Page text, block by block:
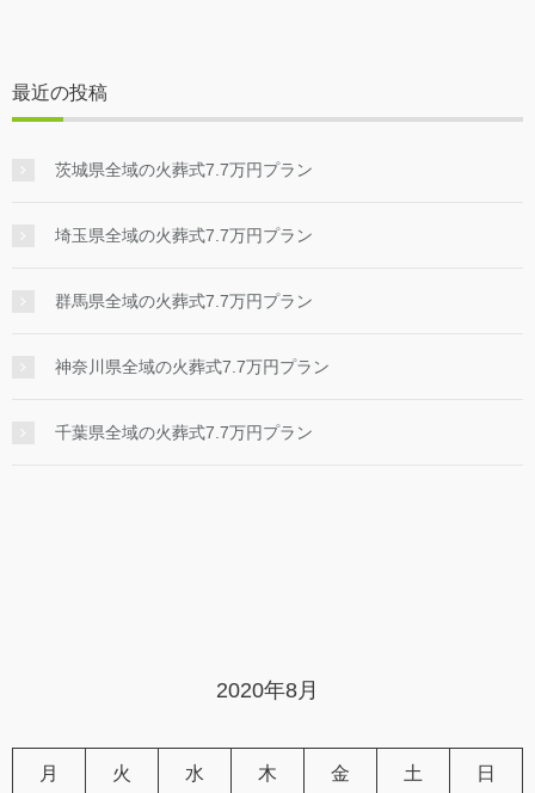
最近の投稿
茨城県全域の火葬式7.7万円プラン
埼玉県全域の火葬式7.7万円プラン
群馬県全域の火葬式7.7万円プラン
神奈川県全域の火葬式7.7万円プラン
千葉県全域の火葬式7.7万円プラン
2020年8月
月 火 水 木 金 土 日